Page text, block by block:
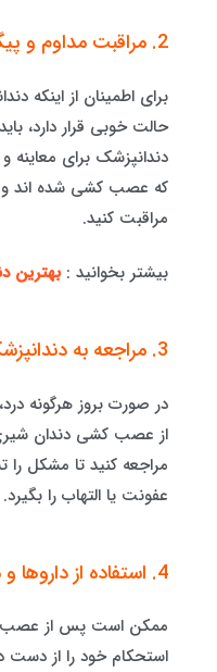
2. مراقبت مداوم و پیگیری:
برای اطمینان از
حالت خوبی قرار دارد،
دندانپزشک برای معاینه
که عصب کشی شده اند و
مراقبت کنید.
بیشتر بخوانید : بهترین
3. مراجعه به دندانپزشک:
در صورت بروز هرگونه
از عصب کشی دندان
مراجعه کنید تا مشکل
عفونت یا التهاب را بگیرد.
4. استفاده از داروها و مواد ضد باکتری:
ممکن است پس از عصب
استحکام خود را از دست